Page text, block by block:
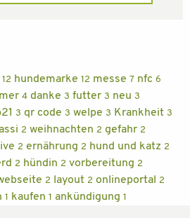
12 hundemarke 12 messe 7 nfc 6
4 danke 3 futter 3 neu 3
3 qr code 3 welpe 3 Krankheit 3
2 weihnachten 2 gefahr 2
2 ernährung 2 hund und katz 2
2 hündin 2 vorbereitung 2
2 layout 2 onlineportal 2
1 kaufen 1 ankündigung 1